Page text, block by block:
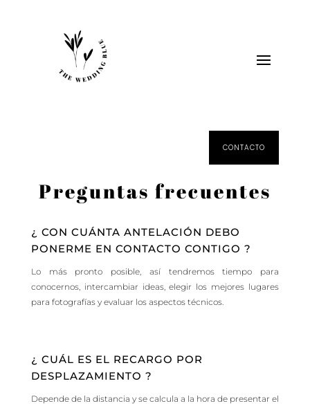
CONTACTO
Preguntas frecuentes
¿ CON CUÁNTA ANTELACIÓN DEBO
PONERME EN CONTACTO CONTIGO ?
Lo más pronto posible, así tendremos tiempo para
conocernos, intercambiar ideas, elegir los mejores lugares
para fotografías y evaluar los aspectos técnicos.
¿ CUÁL ES EL RECARGO POR
DESPLAZAMIENTO ?
Depende de la distancia y se calcula a la hora de presentar el